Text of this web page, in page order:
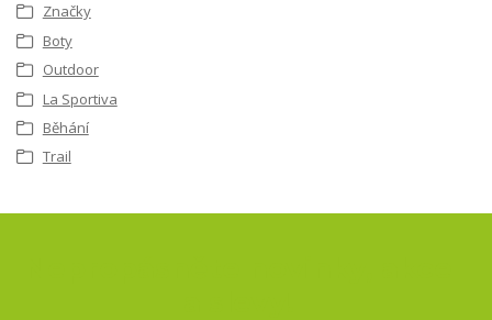
Značky
Boty
Outdoor
La Sportiva
Běhání
Trail